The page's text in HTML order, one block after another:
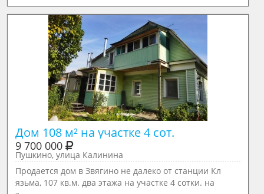
Дом 108 м² на участке 4 сот.
9 700 000
Пушкино, улица Калинина
Продается дом в Звягино не далеко от станции Кл
язьма, 107 кв.м. два этажа на участке 4 сотки. на